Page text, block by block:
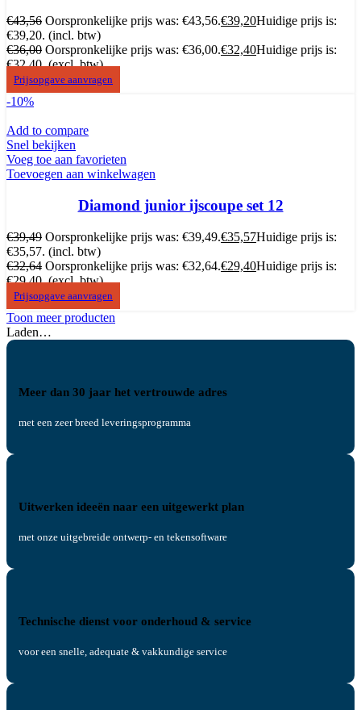
€43,56 Oorspronkelijke prijs was: €43,56.€39,20Huidige prijs is:
€39,20. (incl. btw)
€36,00 Oorspronkelijke prijs was: €36,00.€32,40Huidige prijs is:
€32,40. (excl. btw)
Prijsopgave aanvragen
-10%
Add to compare
Snel bekijken
Voeg toe aan favorieten
Toevoegen aan winkelwagen
Diamond junior ijscoupe set 12
€39,49 Oorspronkelijke prijs was: €39,49.€35,57Huidige prijs is:
€35,57. (incl. btw)
€32,64 Oorspronkelijke prijs was: €32,64.€29,40Huidige prijs is:
€29,40. (excl. btw)
Prijsopgave aanvragen
Toon meer producten
Laden…
Meer dan 30 jaar het vertrouwde adres
met een zeer breed leveringsprogramma
Uitwerken ideeën naar een uitgewerkt plan
met onze uitgebreide ontwerp- en tekensoftware
Technische dienst voor onderhoud & service
voor een snelle, adequate & vakkundige service